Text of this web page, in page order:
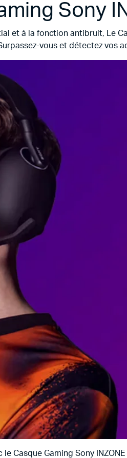
Sony
et à la fonction antibruit, Le
vous et détectez vos
Casque Gaming Sony